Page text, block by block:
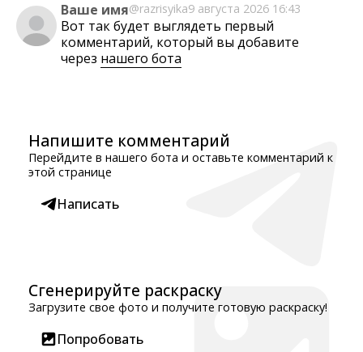
Ваше имя@razrisyika9 августа 2026 16:43
Вот так будет выглядеть первый
комментарий, который вы добавите
через нашего бота
Напишите комментарий
Перейдите в нашего бота и оставьте комментарий к
этой странице
Написать
Сгенерируйте раскраску
Загрузите свое фото и получите готовую раскраску!
Попробовать